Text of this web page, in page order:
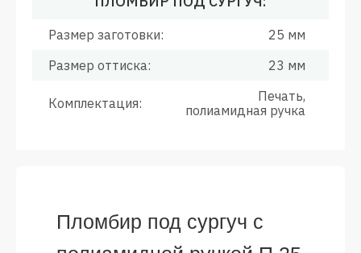
Размер заготовки:
25 мм
Размер оттиска:
23 мм
Комплектация:
Печать,
полиамидная ручка
Пломбир под сургуч с